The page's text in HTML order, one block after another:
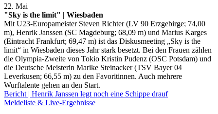
22. Mai
"Sky is the limit" | Wiesbaden
Mit U23-Europameister Steven Richter (LV 90 Erzgebirge; 74,00
m), Henrik Janssen (SC Magdeburg; 68,09 m) und Marius Karges
(Eintracht Frankfurt; 69,47 m) ist das Diskusmeeting „Sky is the
limit“ in Wiesbaden dieses Jahr stark besetzt. Bei den Frauen zählen
die Olympia-Zweite von Tokio Kristin Pudenz (OSC Potsdam) und
die Deutsche Meisterin Marike Steinacker (TSV Bayer 04
Leverkusen; 66,55 m) zu den Favoritinnen. Auch mehrere
Wurftalente gehen an den Start.
Bericht | Henrik Janssen legt noch eine Schippe drauf
Meldeliste & Live-Ergebnisse